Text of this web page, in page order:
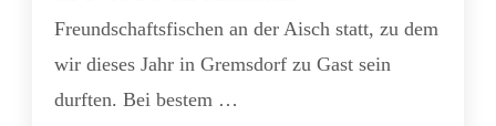
Freundschaftsfischen an der Aisch statt, zu dem
wir dieses Jahr in Gremsdorf zu Gast sein
durften. Bei bestem …